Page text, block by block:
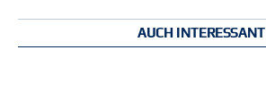
AUCH INTERESSANT